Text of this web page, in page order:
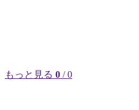
もっと見る 0 / 0